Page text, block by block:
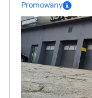
Promowany